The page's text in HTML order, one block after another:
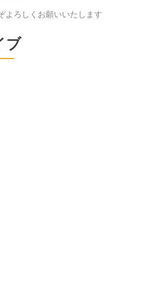
よろしくお願いいたします
ブ